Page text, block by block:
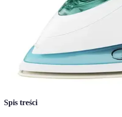
Spis treści